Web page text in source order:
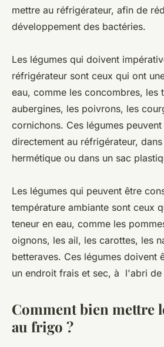
mettre au réfrigérateur, afin de
développement des bactéries.
Les légumes qui doivent
réfrigérateur sont ceux qui ont
eau, comme les concombres, les
aubergines, les poivrons, les
cornichons. Ces légumes
directement au réfrigérateur,
hermétique ou dans un sac
Les légumes qui peuvent être
température ambiante sont ceux
teneur en eau, comme les
oignons, les ail, les carottes, les
betteraves. Ces légumes doivent
un endroit frais et sec, à l'abri de
Comment bien mettre
au frigo ?